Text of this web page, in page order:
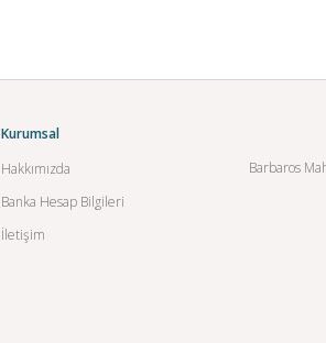
Kurumsal
Hakkımızda
Banka Hesap Bilgileri
İletişim
Barbaros